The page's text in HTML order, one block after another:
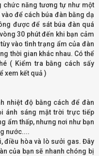
chức năng tương tự như một
để cách búa đàn bằng dạ
được để sát búa đàn quá
30 phút đến khi bạn cảm
vào tình trạng ẩm của đàn
thời gian khác nhau. Có thể
( Kiểm tra bằng cách sấy
xem kết quả )
nhiệt độ bằng cách để đàn
ánh sáng mặt trời trực tiếp
ẩm thấp, nhưng nơi như bạn
nước....
điều hòa và lò sưởi gas. Đây
của bạn sẽ nhanh chóng bị